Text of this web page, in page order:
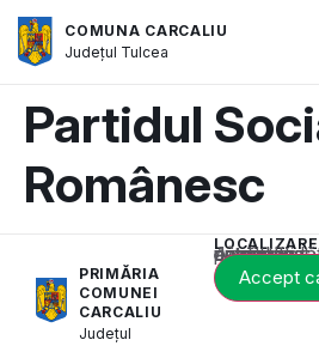
COMUNA CARCALIU
Județul Tulcea
Partidul
Românesc
PRIMĂRIA
COMUNEI
CARCALIU
Județul
LOCALIZARE
Acest conținut este blocat până când acceptați categoria corespunzătoare de cookie-uri.
Accept